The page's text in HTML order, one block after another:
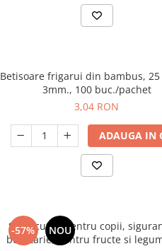
Betisoare frigarui din bambus,
3mm., 100 buc./pachet
3,04 RON
ADAUGA IN
-57% NOU
Set 5 cutite pentru copii,
bucatarie, pentru fructe si